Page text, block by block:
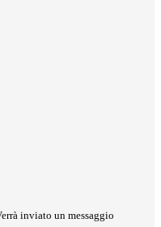
inviato un messaggio